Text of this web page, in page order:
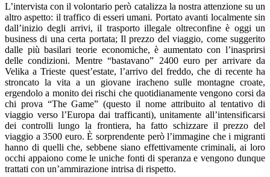
L’intervista con il volontario però catalizza la nostra attenzione su un
altro aspetto: il traffico di esseri umani. Portato avanti localmente sin
dall’inizio degli arrivi, il trasporto illegale oltreconfine è oggi un
business di una certa portata; Il prezzo del viaggio, come suggerito
dalle più basilari teorie economiche, è aumentato con l’inasprirsi
delle condizioni. Mentre “bastavano” 2400 euro per arrivare da
Velika a Trieste quest’estate, l’arrivo del freddo, che di recente ha
stroncato la vita a un giovane iracheno sulle montagne croate,
ergendolo a monito dei rischi che quotidianamente vengono corsi da
chi prova “The Game” (questo il nome attribuito al tentativo di
viaggio verso l’Europa dai trafficanti), unitamente all’intensificarsi
dei controlli lungo la frontiera, ha fatto schizzare il prezzo del
viaggio a 3500 euro. È sorprendente però l’immagine che i migranti
hanno di quelli che, sebbene siano effettivamente criminali, ai loro
occhi appaiono come le uniche fonti di speranza e vengono dunque
trattati con un’ammirazione intrisa di rispetto.